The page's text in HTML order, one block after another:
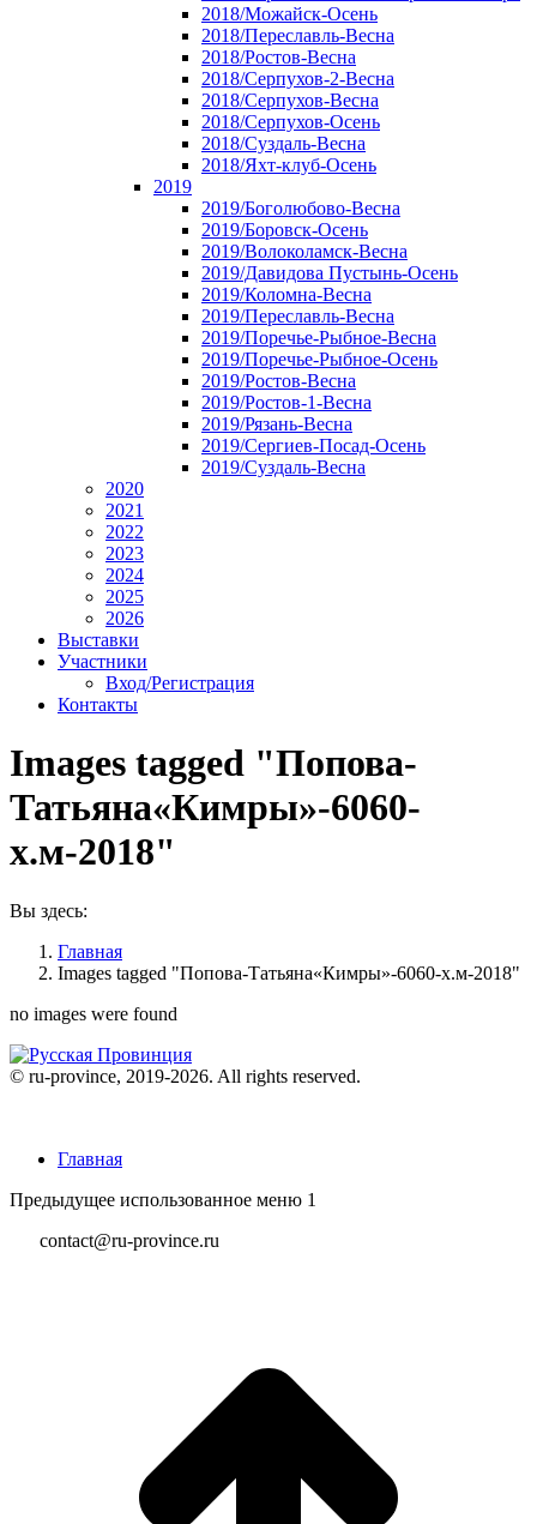
2018/Можайск-Осень
2018/Переславль-Весна
2018/Ростов-Весна
2018/Серпухов-2-Весна
2018/Серпухов-Весна
2018/Серпухов-Осень
2018/Суздаль-Весна
2018/Яхт-клуб-Осень
2019
2019/Боголюбово-Весна
2019/Боровск-Осень
2019/Волоколамск-Весна
2019/Давидова Пустынь-Осень
2019/Коломна-Весна
2019/Переславль-Весна
2019/Поречье-Рыбное-Весна
2019/Поречье-Рыбное-Осень
2019/Ростов-Весна
2019/Ростов-1-Весна
2019/Рязань-Весна
2019/Сергиев-Посад-Осень
2019/Суздаль-Весна
2020
2021
2022
2023
2024
2025
2026
Выставки
Участники
Вход/Регистрация
Контакты
Images tagged "Попова-
Татьяна«Кимры»-6060-
х.м-2018"
Вы здесь:
Главная
Images tagged "Попова-Татьяна«Кимры»-6060-х.м-2018"
no images were found
© ru-province, 2019-2026. All rights reserved.
Главная
Предыдущее использованное меню 1
contact@ru-province.ru